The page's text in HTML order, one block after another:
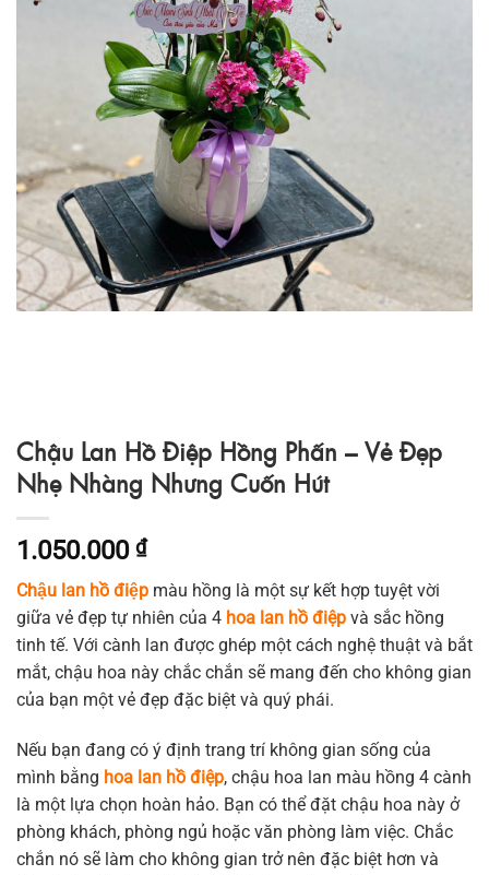
Chậu Lan Hồ Điệp Hồng Phấn – Vẻ Đẹp
Nhẹ Nhàng Nhưng Cuốn Hút
1.050.000 ₫
Chậu lan hồ điệp màu hồng là một sự kết hợp tuyệt vời
giữa vẻ đẹp tự nhiên của 4 hoa lan hồ điệp và sắc hồng
tinh tế. Với cành lan được ghép một cách nghệ thuật và bắt
mắt, chậu hoa này chắc chắn sẽ mang đến cho không gian
của bạn một vẻ đẹp đặc biệt và quý phái.
Nếu bạn đang có ý định trang trí không gian sống của
mình bằng hoa lan hồ điệp, chậu hoa lan màu hồng 4 cành
là một lựa chọn hoàn hảo. Bạn có thể đặt chậu hoa này ở
phòng khách, phòng ngủ hoặc văn phòng làm việc. Chắc
chắn nó sẽ làm cho không gian trở nên đặc biệt hơn và